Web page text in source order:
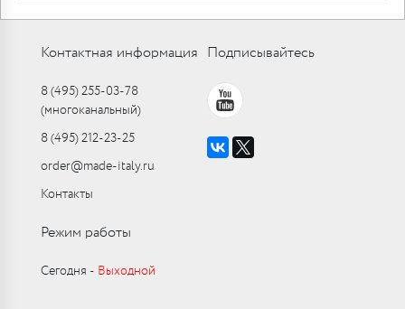
Контактная информация
8 (495) 255-03-78
(многоканальный)
8 (495) 212-23-25
order@made-italy.ru
Контакты
Подписывайтесь
Режим работы
Сегодня ‑ Выходной